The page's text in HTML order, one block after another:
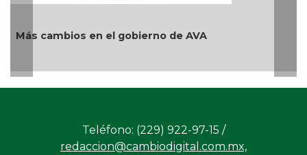
en el gobierno de AVA